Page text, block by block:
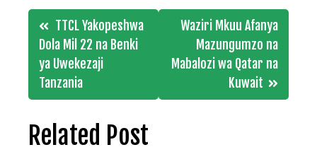
Post
navigation
TTCL Yakopeshwa
Dola Mil 22 na Benki
ya Uwekezaji
Tanzania
Waziri Mkuu Afanya
Mazungumzo na
Mabalozi wa Qatar na
Kuwait
Related Post